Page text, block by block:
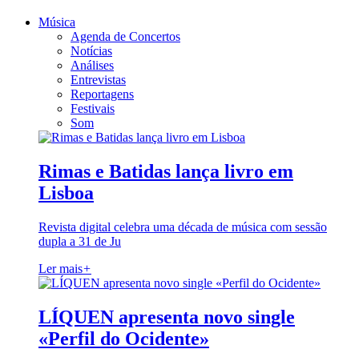
Música
Agenda de Concertos
Notícias
Análises
Entrevistas
Reportagens
Festivais
Som
Rimas e Batidas lança livro em
Lisboa
Revista digital celebra uma década de música com sessão
dupla a 31 de Ju
Ler mais+
LÍQUEN apresenta novo single
«Perfil do Ocidente»